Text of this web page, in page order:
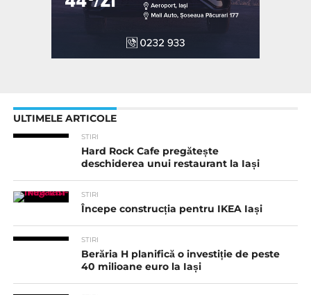
ULTIMELE ARTICOLE
STIRI
Hard Rock Cafe pregătește
deschiderea unui restaurant la Iași
STIRI
Începe construcția pentru IKEA Iași
STIRI
Berăria H planifică o investiție de peste
40 milioane euro la Iași